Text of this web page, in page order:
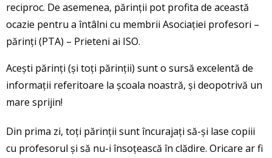
reciproc. De asemenea, părinții pot profita de această
ocazie pentru a întâlni cu membrii Asociației profesori –
părinți (PTA) – Prieteni ai ISO.
Acești părinți (și toți părinții) sunt o sursă excelentă de
informații referitoare la școala noastră, și deopotrivă un
mare sprijin!
Din prima zi, toți părinții sunt încurajați să-și lase copiii
cu profesorul și să nu-i însoțească în clădire. Oricare ar fi